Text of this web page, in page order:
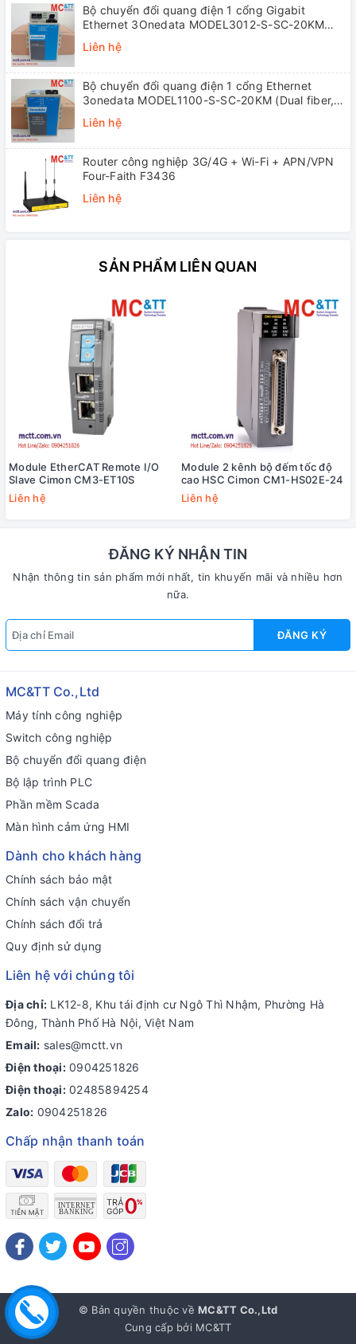
Bộ chuyển đổi quang điện 1 cổng Gigabit
Ethernet 3Onedata MODEL3012-S-SC-20KM
Liên hệ
Bộ chuyển đổi quang điện 1 cổng Ethernet
3onedata MODEL1100-S-SC-20KM (Dual fiber,
Liên hệ
Router công nghiệp 3G/4G + Wi-Fi + APN/VPN
Four-Faith F3436
Liên hệ
SẢN PHẨM LIÊN QUAN
Module EtherCAT Remote I/O
Slave Cimon CM3-ET10S
Liên hệ
Module 2 kênh bộ đếm tốc độ
cao HSC Cimon CM1-HS02E-24
Liên hệ
ĐĂNG KÝ NHẬN TIN
Nhận thông tin sản phẩm mới nhất, tin khuyến mãi và nhiều hơn
nữa.
ĐĂNG KÝ
MC&TT Co.,Ltd
Máy tính công nghiệp
Switch công nghiệp
Bộ chuyển đổi quang điện
Bộ lập trình PLC
Phần mềm Scada
Màn hình cảm ứng HMI
Dành cho khách hàng
Chính sách bảo mật
Chính sách vận chuyển
Chính sách đổi trả
Quy định sử dụng
Liên hệ với chúng tôi
Địa chỉ: LK12-8, Khu tái định cư Ngô Thì Nhậm, Phường Hà
Đông, Thành Phố Hà Nội, Việt Nam
Email: sales@mctt.vn
Điện thoại: 0904251826
Điện thoại: 02485894254
Zalo: 0904251826
Chấp nhận thanh toán
© Bản quyền thuộc về MC&TT Co.,Ltd
Cung cấp bởi MC&TT